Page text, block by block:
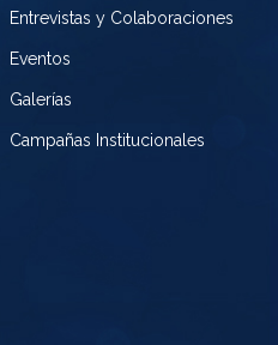
Entrevistas y Colaboraciones
Eventos
Galerías
Campañas Institucionales